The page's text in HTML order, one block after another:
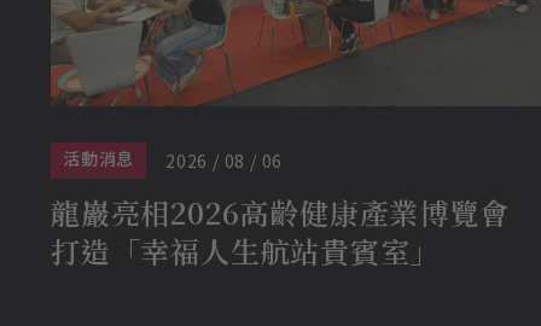
活動消息 2026 / 08 / 06
龍巖亮相2026高齡健康產業博覽會
打造「幸福人生航站貴賓室」